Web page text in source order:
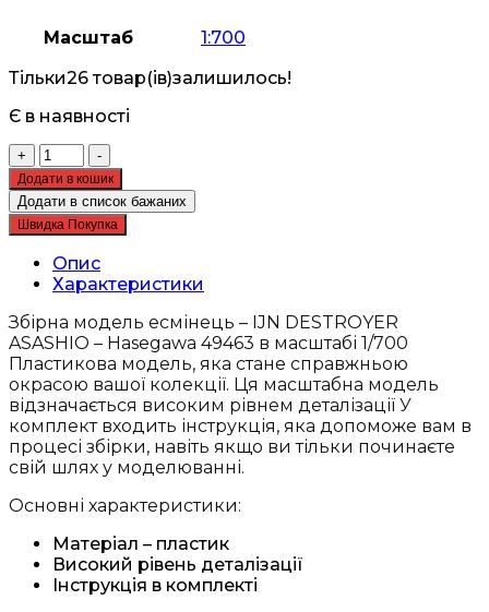
Масштаб
1:700
Тільки26 товар(ів)залишилось!
Є в наявності
+
Збірна
модель
есмінець
-
IJN
DESTROYER
ASASHIO
Hasegawa
49463
кількість
-
Додати в кошик
Додати в список бажаних
Швидка Покупка
Опис
Характеристики
Збірна модель есмінець – IJN DESTROYER
ASASHIO – Hasegawa 49463 в масштабі 1/700
Пластикова модель, яка стане справжньою
окрасою вашої колекції. Ця масштабна модель
відзначається високим рівнем деталізації У
комплект входить інструкція, яка допоможе вам в
процесі збірки, навіть якщо ви тільки починаєте
свій шлях у моделюванні.
Основні характеристики:
Матеріал – пластик
Високий рівень деталізації
Інструкція в комплекті